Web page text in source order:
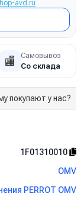
avd.ru
🏬 Самовывоз
Со склада
покупают у нас?
1F01310010
OMV
PERROT OMV